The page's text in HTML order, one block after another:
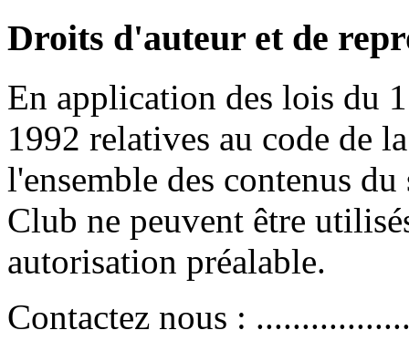
Droits d'auteur et de
En application des lois du
1992 relatives au code de
l'ensemble des contenus
Club ne peuvent être
autorisation préalable.
Contactez nous :